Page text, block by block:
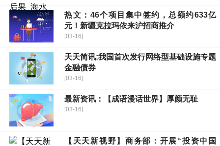
热文：46个项目集中签约，总额约633亿
元！新疆克拉玛依来沪招商推介
[03-16]
天天简讯:我国首次发行网络型基础设施专题
金融债券
[03-16]
最新资讯：【成语漫话世界】厚颜无耻
[03-16]
【天天新视野】商务部：开展“投资中国